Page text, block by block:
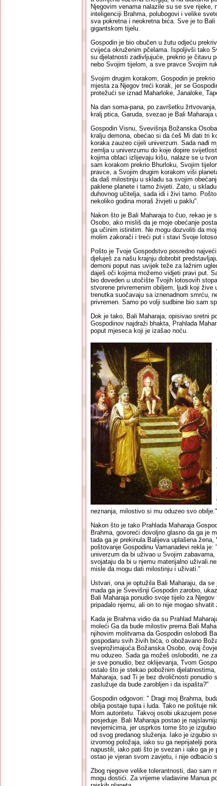
Njegovim venama nalazile su se sve rijeke,
inteligenciji Brahma, polubogovi i velike
sva pokretna i neokretna bića. Sve je to
gigantskom tijelu.
Gospodin je bio obučen u žutu odjeću
cvijeća okruženim pčelama. Ispoljivši tako
su djelatnosti zadivljujuće, prekrio je čitavu
nebo Svojim tijelom, a sve pravce Svojim
Svojim drugim korakom, Gospodin je
mjesta za Njegov treći korak, jer se
protežući se iznad Maharloke, Janaloke,
Na dan soma-pana, po završetku
kralj ptica, Garuda, svezao je Bali Maharaja
Gospodin Visnu, Svevišnja Božanska
kralju demona, obećao si da ćeš Mi dati tri
koraka zauzeo cijeli univerzum. Sada nađi
zemlja u univerzumu do koje dopire
kojima oblaci izlijevaju kišu, nalaze se u
sam korakom prekrio Bhurloku, Svojim
pravce, a Svojim drugim korakom viši
da daš milostinju u skladu sa svojim
paklene planete i tamo živjeti. Zato, u
duhovnog učitelja, sada idi i živi tamo.
nekoliko godina moraš živjeti u paklu".
Nakon što je Bali Maharaja to čuo, rekao je
Osobo, ako misliš da je moje obećanje
ga učinim istinitim. Ne mogu dozvoliti da
molim zakorači i treći put i stavi Svoje
Pošto je Tvoje Gospodstvo posredno
djeluješ za našu krajnju dobrobit
demoni poput nas uvijek teže za lažnim
daješ oči kojima možemo vidjeti pravi put.
bio doveden u utočište Tvojih lotosovih
stvorene privremenim obiljem, ljudi koji žive
trenutka suočavaju sa iznenadnom smrću,
privremen. Samo po volji sudbine bio sam
Dok je tako, Bali Maharaja, opisivao sretni
Gospodinov najdraži bhakta, Prahlada
poput mjeseca koji je izašao noću.
neznanja, milostivo si mu oduzeo svo obilje."
Nakon što je tako Prahlada Maharaja
Brahma, govoreći dovoljno glasno da ga je
tada ga je prekinula Balijeva uplašena
poštovanje Gospodinu Vamanadevi rekla
univerzum da bi uživao u Svojim
svojataju da bi u njemu materijalno
misle da mogu dati milostinju i uživati."
Ustvari, ona je optužila Bali Maharaju, da
mada ga je Svevišnji Gospodin zarobio,
Bali Maharaja ponudio svoje tijelo za
pripadalo njemu, ali on to nije mogao
Kada je Brahma vidio da su Prahlad
moleći Ga da bude milostiv prema Bali
njihovim molitvama da Gospodin oslobodi
gospodaru svih živih bića, o obožavano
sveprožimajuća Božanska Osobo, ovaj
mu oduzeo. Sada ga možeš osloboditi, ne
je sve ponudio, bez oklijevanja, Tvom
ostalo što je stekao pobožnim
Maharaja, sad Ti je bez dvoličnosti ponudio
zaslužuje da bude zarobljen i da ispašta?"
Gospodin odgovori: " Dragi moj Brahma,
obilja postaje tupa i luda. Tako ne poštuje
Mom autoritetu. Takvoj osobi ukazujem
posjeduje. Bali Maharaja postao je
nevjernicima, jer usprkos tome što je
od svog predanog služenja. Iako je izgubio
izvornog položaja, iako su ga neprijatelji
napustili, iako pati što je svezan i iako ga je
ostao je vjeran svom zavjetu, i nije odbacio
Zbog njegove velike tolerantnosti, dao sam
mogu dostići. Za vrijeme vladavine Manua